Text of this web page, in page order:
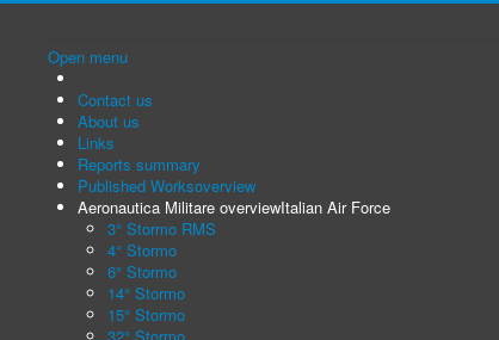
Open menu
Contact us
About us
Links
Reports summary
Published Worksoverview
Aeronautica Militare overviewItalian Air Force
3° Stormo RMS
4° Stormo
6° Stormo
14° Stormo
15° Stormo